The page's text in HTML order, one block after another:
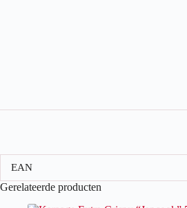
EAN
Gerelateerde producten